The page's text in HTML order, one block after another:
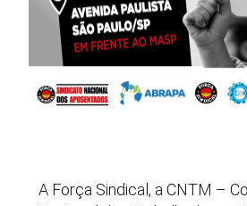
A Força Sindical, a CNTM –